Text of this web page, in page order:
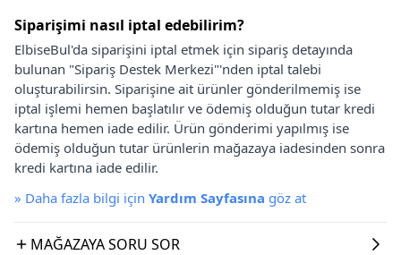
Siparişimi nasıl iptal edebilirim?
ElbiseBul'da siparişini iptal etmek için sipariş detayında
bulunan "Sipariş Destek Merkezi"'nden iptal talebi
oluşturabilirsin. Siparişine ait ürünler gönderilmemiş ise
iptal işlemi hemen başlatılır ve ödemiş olduğun tutar kredi
kartına hemen iade edilir. Ürün gönderimi yapılmış ise
ödemiş olduğun tutar ürünlerin mağazaya iadesinden sonra
kredi kartına iade edilir.
» Daha fazla bilgi için Yardım Sayfasına göz at
MAĞAZAYA SORU SOR